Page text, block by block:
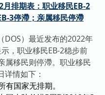
月排期表：职业移民EB-2
3停滯；亲属移民停滯
DOS）最近发布的2022年
，职业移民EB-2稳步前
属移民则停滯。职业移民
详情如下：
有国家无排期。